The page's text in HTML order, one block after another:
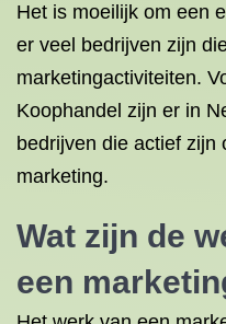
Het is moeilijk om een
er veel bedrijven zijn
marketingactiviteiten.
Koophandel zijn er in
bedrijven die actief zijn
marketing.
Wat zijn de
een